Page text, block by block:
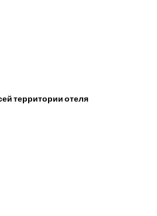
территории отеля